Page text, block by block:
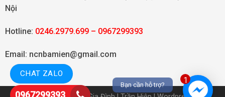
Nội
Hotline: 0246.2979.699 – 0967299393
Email: ncnbamien@gmail.com
CHAT ZALO
0967299393
1
Bạn cần hỗ trợ?